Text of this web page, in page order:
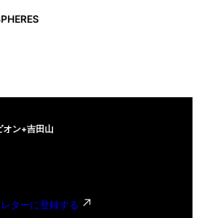
オン+吉田山
ターに登録する